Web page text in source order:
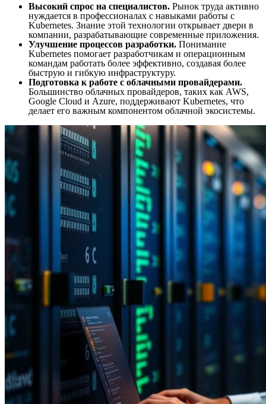
Высокий спрос на специалистов. Рынок труда активно
нуждается в профессионалах с навыками работы с
Kubernetes. Знание этой технологии открывает двери в
компании, разрабатывающие современные приложения.
Улучшение процессов разработки. Понимание
Kubernetes помогает разработчикам и операционным
командам работать более эффективно, создавая более
быструю и гибкую инфраструктуру.
Подготовка к работе с облачными провайдерами.
Большинство облачных провайдеров, таких как AWS,
Google Cloud и Azure, поддерживают Kubernetes, что
делает его важным компонентом облачной экосистемы.